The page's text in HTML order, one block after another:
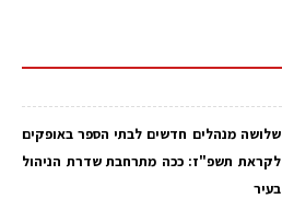
שלושה מנהלים חדשים לבתי הספר באופקים
לקראת תשפ"ז: ככה מתרחבת שדרת הניהול
בעיר